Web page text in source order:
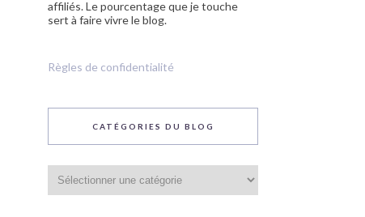
affiliés. Le pourcentage que je touche
sert à faire vivre le blog.
Règles de confidentialité
CATÉGORIES DU BLOG
du
blog